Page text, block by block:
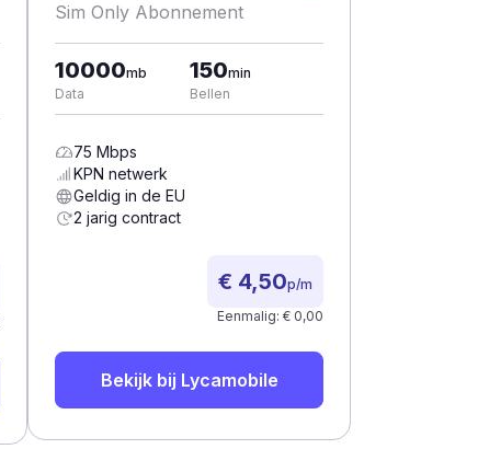
Sim Only Abonnement
10000mb
Data
150min
Bellen
75 Mbps
KPN netwerk
Geldig in de EU
2 jarig contract
€ 4,50p/m
Eenmalig: € 0,00
Bekijk bij Lycamobile